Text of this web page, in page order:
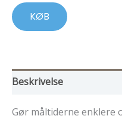
KØB
Beskrivelse
Gør måltiderne enklere